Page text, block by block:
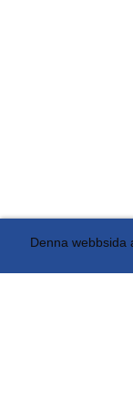
Denna webbsida